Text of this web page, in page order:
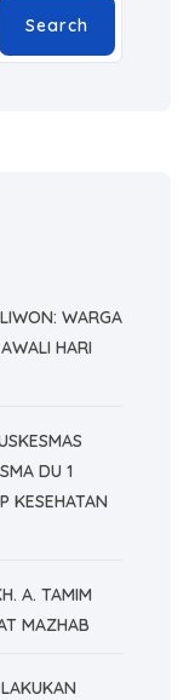
Search
WARGA
HARI
DU 1
KESEHATAN
A. TAMIM
MAZHAB